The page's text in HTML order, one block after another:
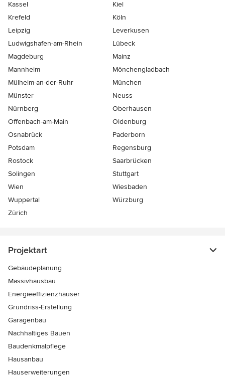
Kassel
Kiel
Krefeld
Köln
Leipzig
Leverkusen
Ludwigshafen-am-Rhein
Lübeck
Magdeburg
Mainz
Mannheim
Mönchen­gladbach
Mülheim-an-der-Ruhr
München
Münster
Neuss
Nürnberg
Oberhausen
Offenbach-am-Main
Oldenburg
Osnabrück
Paderborn
Potsdam
Regensburg
Rostock
Saarbrücken
Solingen
Stuttgart
Wien
Wiesbaden
Wuppertal
Würzburg
Zürich
Projektart
Gebäudeplanung
Massivhausbau
Energieeffizienzhäuser
Grundriss-Erstellung
Garagenbau
Nachhaltiges Bauen
Baudenkmalpflege
Hausanbau
Hauserweiterungen